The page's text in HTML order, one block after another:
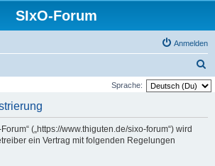
SIxO-Forum
Anmelden
u
Sprache:
(„https://www.thiguten.de/sixo-forum“) wird
ein Vertrag mit folgenden Regelungen